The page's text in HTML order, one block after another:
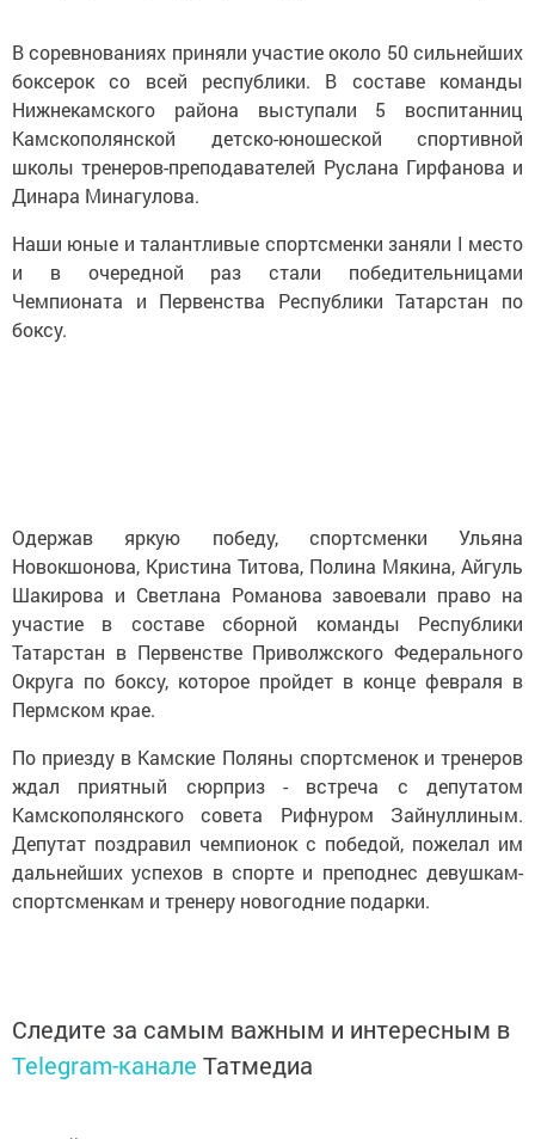
В соревнованиях приняли участие около 50 сильнейших
боксерок со всей республики. В составе команды
Нижнекамского района выступали 5 воспитанниц
Камскополянской детско-юношеской спортивной
школы тренеров-преподавателей Руслана Гирфанова и
Динара Минагулова.
Наши юные и талантливые спортсменки заняли I место
и в очередной раз стали победительницами
Чемпионата и Первенства Республики Татарстан по
боксу.
Одержав яркую победу, спортсменки Ульяна
Новокшонова, Кристина Титова, Полина Мякина, Айгуль
Шакирова и Светлана Романова завоевали право на
участие в составе сборной команды Республики
Татарстан в Первенстве Приволжского Федерального
Округа по боксу, которое пройдет в конце февраля в
Пермском крае.
По приезду в Камские Поляны спортсменок и тренеров
ждал приятный сюрприз - встреча с депутатом
Камскополянского совета Рифнуром Зайнуллиным.
Депутат поздравил чемпионок с победой, пожелал им
дальнейших успехов в спорте и преподнес девушкам-
спортсменкам и тренеру новогодние подарки.
Следите за самым важным и интересным в
Telegram-канале Татмедиа